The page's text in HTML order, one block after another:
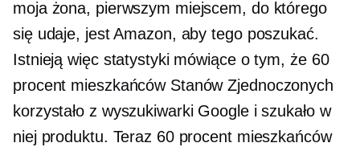
moja żona, pierwszym miejscem, do którego
się udaje, jest Amazon, aby tego poszukać.
Istnieją więc statystyki mówiące o tym, że 60
procent mieszkańców Stanów Zjednoczonych
korzystało z wyszukiwarki Google i szukało w
niej produktu. Teraz 60 procent mieszkańców